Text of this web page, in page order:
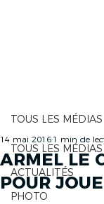
TOUS LES MÉDIAS
ACTUALITÉS
PHOTO
TOUS LES MÉDIAS
ARMEL LE
POUR
14 mai 2016 1 min de